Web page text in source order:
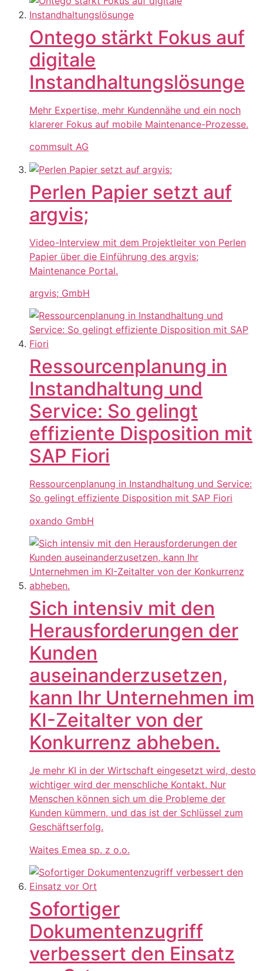
Ontego stärkt Fokus auf
digitale
Instandhaltungslösunge
Mehr Expertise, mehr Kundennähe und ein noch
klarerer Fokus auf mobile Maintenance-Prozesse.
commsult AG
Perlen Papier setzt auf
argvis;
Video-Interview mit dem Projektleiter von Perlen
Papier über die Einführung des argvis;
Maintenance Portal.
argvis; GmbH
Ressourcenplanung in
Instandhaltung und
Service: So gelingt
effiziente Disposition mit
SAP Fiori
Ressourcenplanung in Instandhaltung und Service:
So gelingt effiziente Disposition mit SAP Fiori
oxando GmbH
Sich intensiv mit den
Herausforderungen der
Kunden
auseinanderzusetzen,
kann Ihr Unternehmen im
KI-Zeitalter von der
Konkurrenz abheben.
Je mehr KI in der Wirtschaft eingesetzt wird, desto
wichtiger wird der menschliche Kontakt. Nur
Menschen können sich um die Probleme der
Kunden kümmern, und das ist der Schlüssel zum
Geschäftserfolg.
Waites Emea sp. z o.o.
Sofortiger
Dokumentenzugriff
verbessert den Einsatz